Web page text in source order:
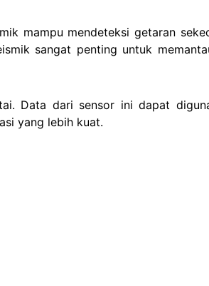
mampu mendeteksi getaran
sangat penting untuk
Data dari sensor ini dapat
yang lebih kuat.